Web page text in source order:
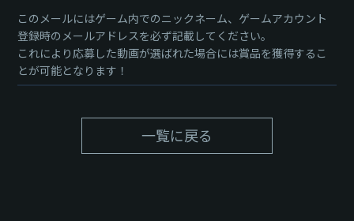
このメールにはゲーム内でのニックネーム、ゲームアカウント
登録時のメールアドレスを必ず記載してください。
これにより応募した動画が選ばれた場合には賞品を獲得するこ
とが可能となります！
一覧に戻る